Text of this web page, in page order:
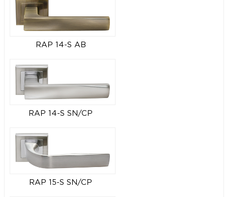
RAP 14-S AB
RAP 14-S SN/CP
RAP 15-S SN/CP